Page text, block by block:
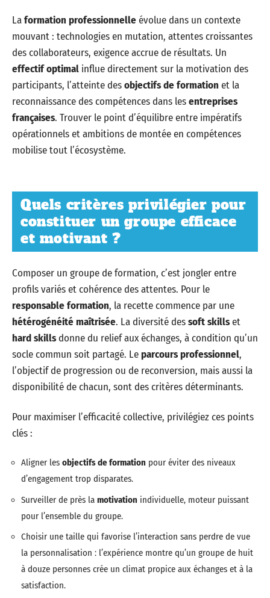
Laformation professionnelleévolue dans un contexte
mouvant : technologies en mutation, attentes croissantes
des collaborateurs, exigence accrue de résultats. Un
effectif optimal influe directement sur la motivation des
participants, l’atteinte desobjectifs de formation et la
reconnaissance des compétences dans lesentreprises
françaises. Trouver le point d’équilibre entre impératifs
opérationnels et ambitions de montée en compétences
mobilise tout l’écosystème.
Quels critères privilégier pour
constituer un groupe efficace
et motivant ?
Composer un groupe de formation, c’est jongler entre
profils variés et cohérence des attentes. Pour le
responsable formation, la recette commence par une
hétérogénéité maîtrisée. La diversité dessoft skillset
hard skillsdonne du relief aux échanges, à condition qu’un
socle commun soit partagé. Leparcours professionnel,
l’objectif de progression ou de reconversion, mais aussi la
disponibilité de chacun, sont des critères déterminants.
Pour maximiser l’efficacité collective, privilégiez ces points
clés :
Aligner les objectifs de formation pour éviter des niveaux
d’engagement trop disparates.
Surveiller de près la motivation individuelle, moteur puissant
pour l’ensemble du groupe.
Choisir une taille qui favorise l’interaction sans perdre de vue
la personnalisation : l’expérience montre qu’un groupe de huit
à douze personnes crée un climat propice aux échanges et à la
satisfaction.